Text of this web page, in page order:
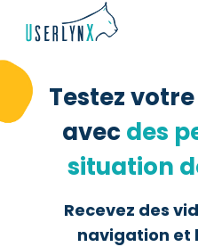
Testez
avec des
situation
Recevez des
navigation et